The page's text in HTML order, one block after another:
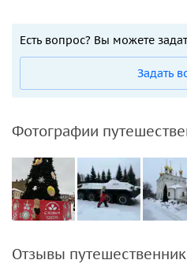
Есть вопрос? Вы можете
Задать
Фотографии
Отзывы